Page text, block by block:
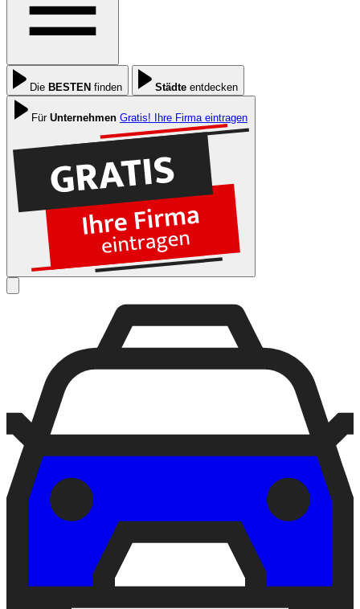
Die BESTEN finden Städte entdecken
Für Unternehmen Gratis! Ihre Firma eintragen